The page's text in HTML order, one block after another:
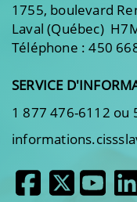
1755, boulevard
Laval (Québec)
Téléphone : 450
SERVICE
1 877 476-6112 ou